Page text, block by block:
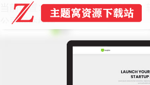
当前位置： 首页 Html模板
公司网站模板